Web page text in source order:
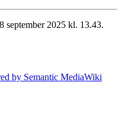
september 2025 kl. 13.43.
by Semantic MediaWiki